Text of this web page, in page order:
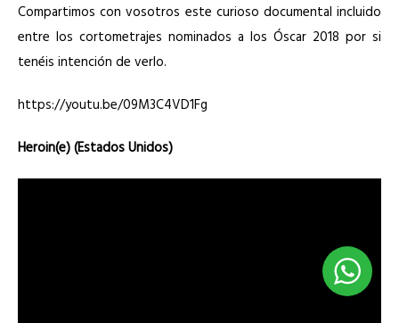
Compartimos con vosotros este curioso documental incluido
entre los cortometrajes nominados a los Óscar 2018 por si
tenéis intención de verlo.
https://youtu.be/09M3C4VD1Fg
Heroin(e) (Estados Unidos)